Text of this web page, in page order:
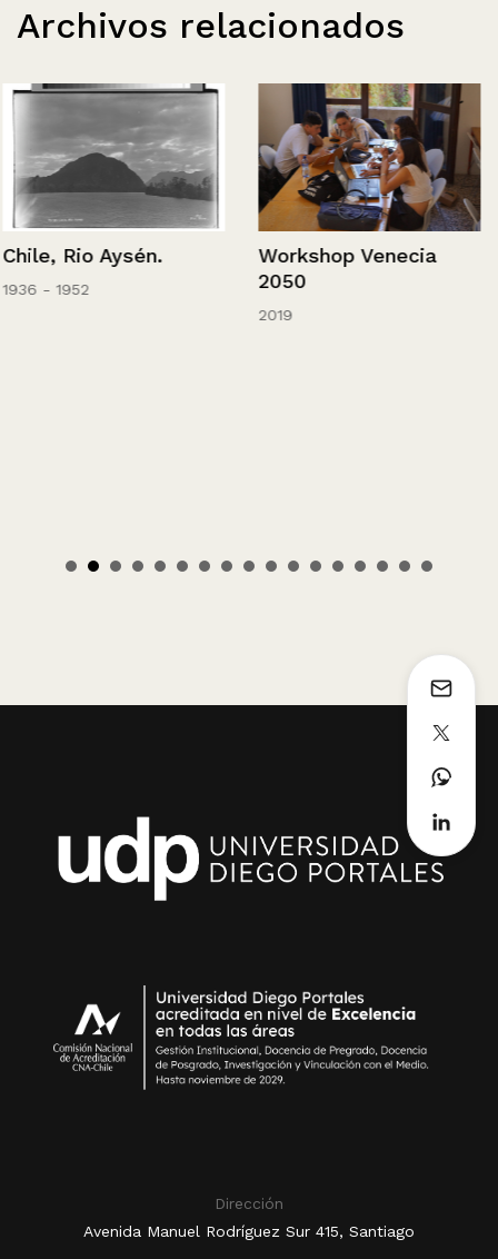
Archivos relacionados
Chile, Rio Aysén.
1936 - 1952
Workshop Venecia
2050
2019
Dirección
Avenida Manuel Rodríguez Sur 415, Santiago